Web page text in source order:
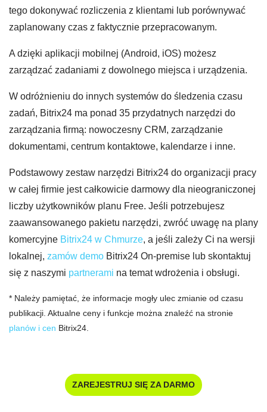
tego dokonywać rozliczenia z klientami lub porównywać
zaplanowany czas z faktycznie przepracowanym.
A dzięki aplikacji mobilnej (Android, iOS) możesz
zarządzać zadaniami z dowolnego miejsca i urządzenia.
W odróżnieniu do innych systemów do śledzenia czasu
zadań, Bitrix24 ma ponad 35 przydatnych narzędzi do
zarządzania firmą: nowoczesny CRM, zarządzanie
dokumentami, centrum kontaktowe, kalendarze i inne.
Podstawowy zestaw narzędzi Bitrix24 do organizacji pracy
w całej firmie jest całkowicie darmowy dla nieograniczonej
liczby użytkowników planu Free. Jeśli potrzebujesz
zaawansowanego pakietu narzędzi, zwróć uwagę na plany
komercyjne Bitrix24 w Chmurze, a jeśli zależy Ci na wersji
lokalnej, zamów demo Bitrix24 On-premise lub skontaktuj
się z naszymi partnerami na temat wdrożenia i obsługi.
* Należy pamiętać, że informacje mogły ulec zmianie od czasu
publikacji. Aktualne ceny i funkcje można znaleźć na stronie
planów i cen Bitrix24.
ZAREJESTRUJ SIĘ ZA DARMO